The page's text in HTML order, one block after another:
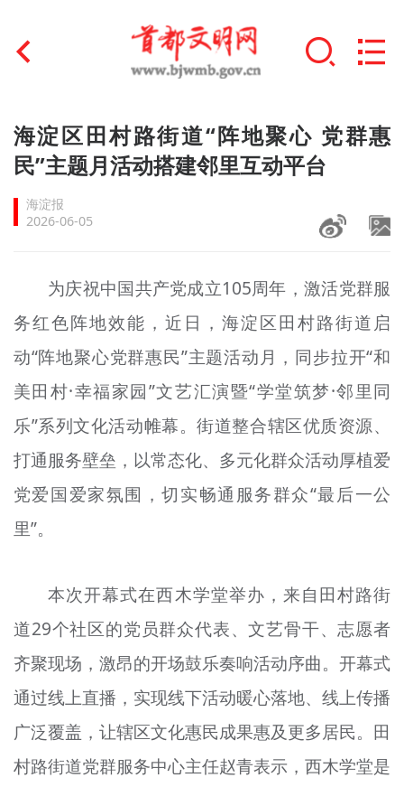
首页
文明创建
文明实践
未成年人思想道德建设
榜样人物
+
身边好人
文明评论
北京宣传文化引导基金
资料库
+
海淀区田村路街道“阵地聚心 党群惠
民”主题月活动搭建邻里互动平台
海淀报
2026-06-05
为庆祝中国共产党成立105周年，激活党群服
务红色阵地效能，近日，海淀区田村路街道启
动“阵地聚心党群惠民”主题活动月，同步拉开“和
美田村·幸福家园”文艺汇演暨“学堂筑梦·邻里同
乐”系列文化活动帷幕。街道整合辖区优质资源、
打通服务壁垒，以常态化、多元化群众活动厚植爱
党爱国爱家氛围，切实畅通服务群众“最后一公
里”。
本次开幕式在西木学堂举办，来自田村路街
道29个社区的党员群众代表、文艺骨干、志愿者
齐聚现场，激昂的开场鼓乐奏响活动序曲。开幕式
通过线上直播，实现线下活动暖心落地、线上传播
广泛覆盖，让辖区文化惠民成果惠及更多居民。田
村路街道党群服务中心主任赵青表示，西木学堂是